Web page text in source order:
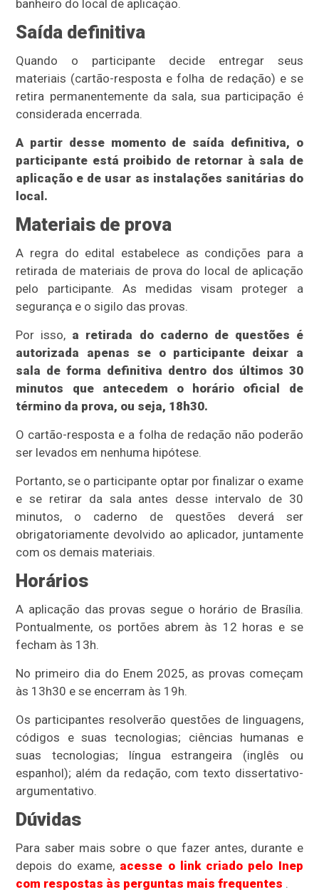
banheiro do local de aplicação.
Saída definitiva
Quando o participante decide entregar seus
materiais (cartão-resposta e folha de redação) e se
retira permanentemente da sala, sua participação é
considerada encerrada.
A partir desse momento de saída definitiva, o
participante está proibido de retornar à sala de
aplicação e de usar as instalações sanitárias do
local.
Materiais de prova
A regra do edital estabelece as condições para a
retirada de materiais de prova do local de aplicação
pelo participante. As medidas visam proteger a
segurança e o sigilo das provas.
Por isso, a retirada do caderno de questões é
autorizada apenas se o participante deixar a
sala de forma definitiva dentro dos últimos 30
minutos que antecedem o horário oficial de
término da prova, ou seja, 18h30.
O cartão-resposta e a folha de redação não poderão
ser levados em nenhuma hipótese.
Portanto, se o participante optar por finalizar o exame
e se retirar da sala antes desse intervalo de 30
minutos, o caderno de questões deverá ser
obrigatoriamente devolvido ao aplicador, juntamente
com os demais materiais.
Horários
A aplicação das provas segue o horário de Brasília.
Pontualmente, os portões abrem às 12 horas e se
fecham às 13h.
No primeiro dia do Enem 2025, as provas começam
às 13h30 e se encerram às 19h.
Os participantes resolverão questões de linguagens,
códigos e suas tecnologias; ciências humanas e
suas tecnologias; língua estrangeira (inglês ou
espanhol); além da redação, com texto dissertativo-
argumentativo.
Dúvidas
Para saber mais sobre o que fazer antes, durante e
depois do exame, acesse o link criado pelo Inep
com respostas às perguntas mais frequentes .